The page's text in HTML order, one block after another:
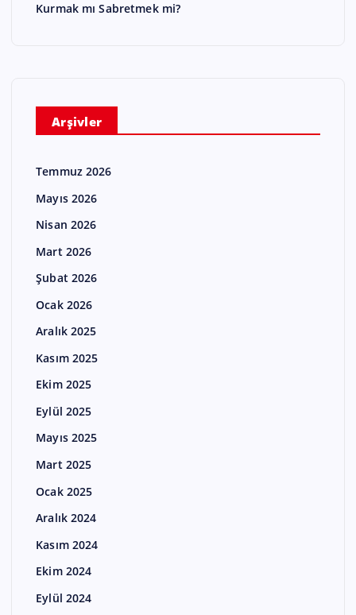
Kurmak mı Sabretmek mi?
Arşivler
Temmuz 2026
Mayıs 2026
Nisan 2026
Mart 2026
Şubat 2026
Ocak 2026
Aralık 2025
Kasım 2025
Ekim 2025
Eylül 2025
Mayıs 2025
Mart 2025
Ocak 2025
Aralık 2024
Kasım 2024
Ekim 2024
Eylül 2024